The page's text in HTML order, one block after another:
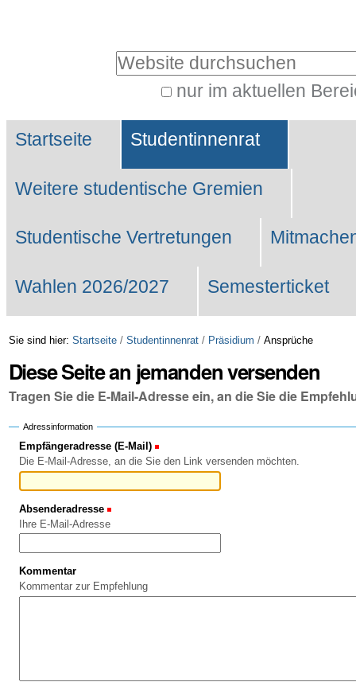
Website durchsuchen
nur im aktuellen
Suche…
Sektionen
Startseite Studentinnenrat
Weitere studentische Gremien
Studentische Vertretungen
Wahlen 2026/2027 Semesterticket
Sie sind hier: Startseite / Studentinnenrat / Präsidium / Ansprüche
Diese Seite an jemanden versenden
Tragen Sie die E-Mail-Adresse ein, an die Sie die
Adressinformation
Empfängeradresse (E-Mail)
Die E-Mail-Adresse, an die Sie den Link versenden möchten.
Absenderadresse
Ihre E-Mail-Adresse
Kommentar
Kommentar zur Empfehlung